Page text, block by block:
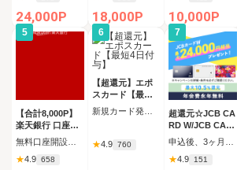
24,000P 18,000P 10,000P
5
【合計8,000P】
楽天銀行 口座開
設
★4.9 658
6
【超還元】エポ
スカード【最短4
日付与】
★4.9 760
7
超還元☆JCB CA
RD W/JCB CAR
D W plus L(39歳
以下限定)
★4.9 151